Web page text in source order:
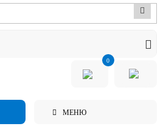
0
МЕНЮ